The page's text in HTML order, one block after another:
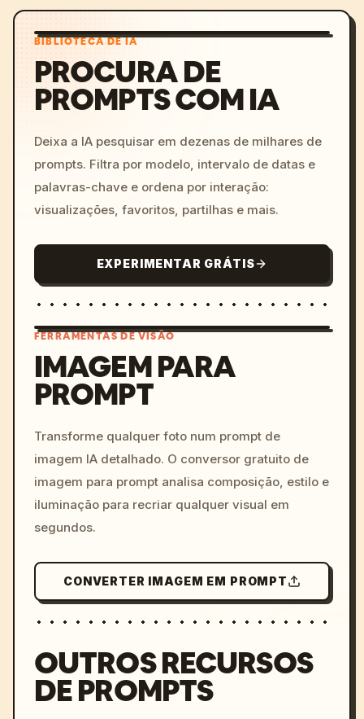
BIBLIOTECA DE IA
PROCURA DE
PROMPTS COM IA
Deixa a IA pesquisar em dezenas de milhares de
prompts. Filtra por modelo, intervalo de datas e
palavras-chave e ordena por interação:
visualizações, favoritos, partilhas e mais.
EXPERIMENTAR GRÁTIS
colors, 8k --v 6.0
FERRAMENTAS DE VISÃO
IMAGEM PARA
PROMPT
Transforme qualquer foto num prompt de
imagem IA detalhado. O conversor gratuito de
imagem para prompt analisa composição, estilo e
iluminação para recriar qualquer visual em
segundos.
CONVERTER IMAGEM EM PROMPT
OUTROS RECURSOS
DE PROMPTS